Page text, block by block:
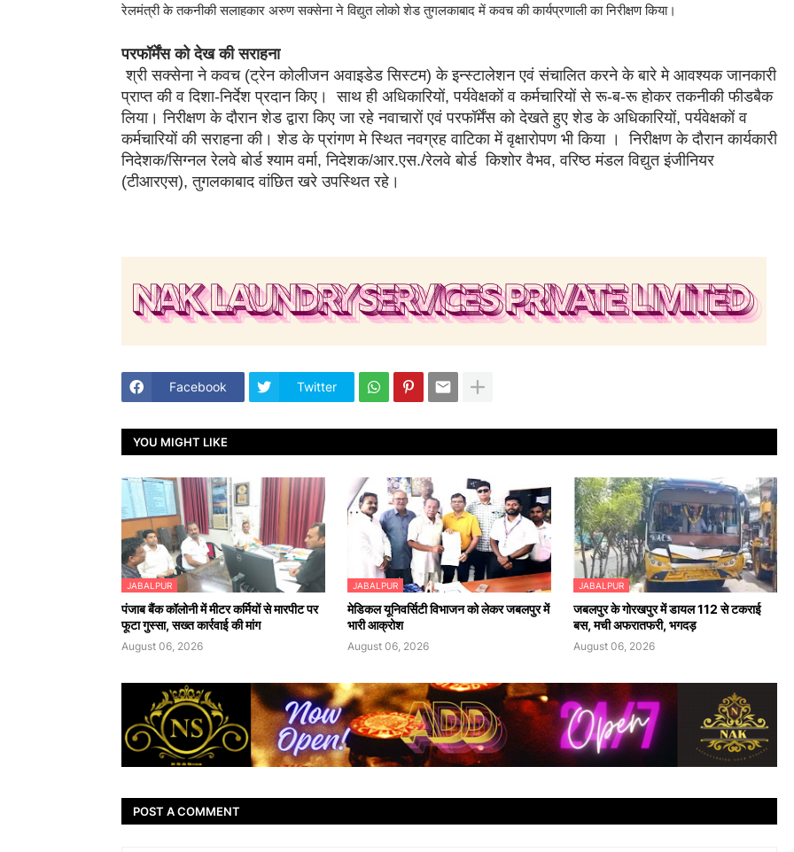
रेलमंत्री के तकनीकी सलाहकार अरुण सक्सेना ने विद्युत लोको शेड तुगलकाबाद में कवच की कार्यप्रणाली का निरीक्षण किया।
परफॉर्मेंस को देख की सराहना
श्री सक्सेना ने कवच (ट्रेन कोलीजन अवाइडेड सिस्टम) के इन्स्टालेशन एवं संचालित करने के बारे मे आवश्यक जानकारी
प्राप्त की व दिशा-निर्देश प्रदान किए। साथ ही अधिकारियों, पर्यवेक्षकों व कर्मचारियों से रू-ब-रू होकर तकनीकी फीडबैक
लिया। निरीक्षण के दौरान शेड द्वारा किए जा रहे नवाचारों एवं परफॉर्मेंस को देखते हुए शेड के अधिकारियों, पर्यवेक्षकों व
कर्मचारियों की सराहना की। शेड के प्रांगण मे स्थित नवग्रह वाटिका में वृक्षारोपण भी किया । निरीक्षण के दौरान कार्यकारी
निदेशक/सिग्नल रेलवे बोर्ड श्याम वर्मा, निदेशक/आर.एस./रेलवे बोर्ड किशोर वैभव, वरिष्ठ मंडल विद्युत इंजीनियर
(टीआरएस), तुगलकाबाद वांछित खरे उपस्थित रहे।
Facebook Twitter
YOU MIGHT LIKE
JABALPUR
पंजाब बैंक कॉलोनी में मीटर कर्मियों से मारपीट पर
फूटा गुस्सा, सख्त कार्रवाई की मांग
August 06, 2026
JABALPUR
मेडिकल यूनिवर्सिटी विभाजन को लेकर जबलपुर में
भारी आक्रोश
August 06, 2026
JABALPUR
जबलपुर के गोरखपुर में डायल 112 से टकराई
बस, मची अफरातफरी, भगदड़
August 06, 2026
POST A COMMENT